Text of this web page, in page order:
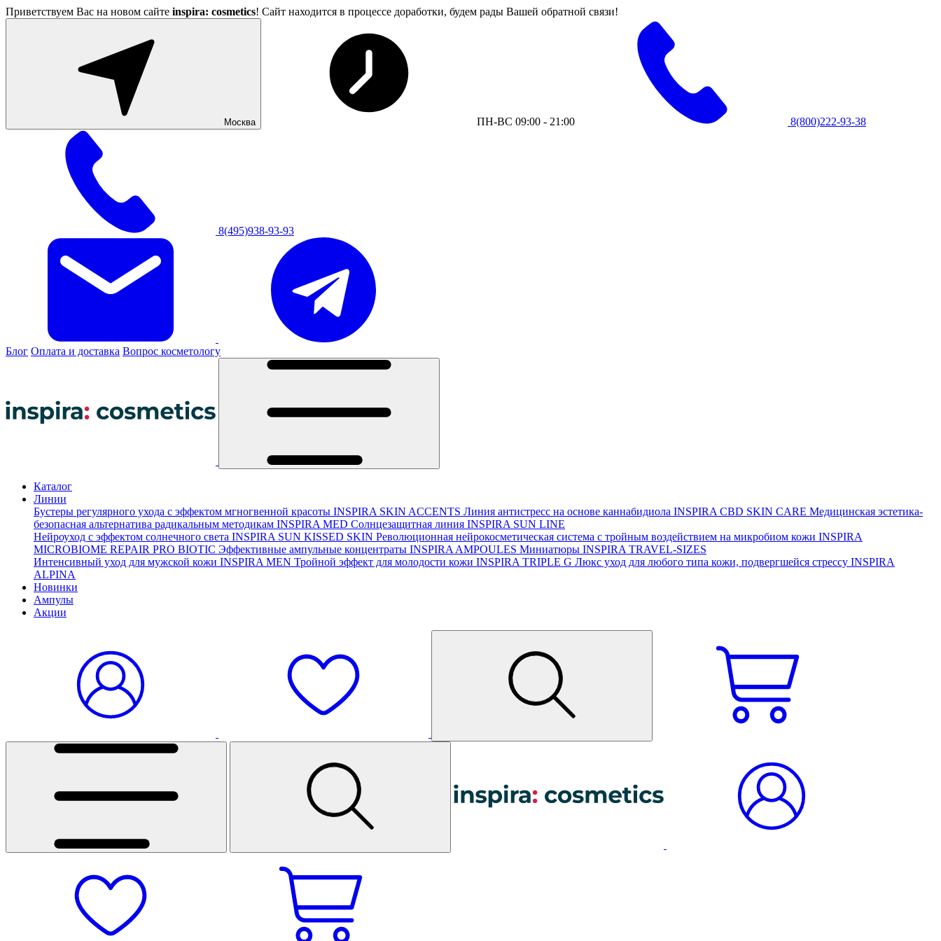
Приветствуем Вас на новом сайте inspira: cosmetics! Сайт находится в процессе доработки, будем рады Вашей обратной связи!
Москва ПН-ВС 09:00 - 21:00 8(800)222-93-38
8(495)938-93-93
Блог Оплата и доставка Вопрос косметологу
Каталог
Линии
Бустеры регулярного ухода с эффектом мгногвенной красоты INSPIRA SKIN ACCENTS Линия антистресс на основе каннабидиола INSPIRA CBD SKIN CARE Медицинская эстетика-
безопасная альтернатива радикальным методикам INSPIRA MED Солнцезащитная линия INSPIRA SUN LINE
Нейроуход с эффектом солнечного света INSPIRA SUN KISSED SKIN Революционная нейрокосметическая система с тройным воздействием на микробиом кожи INSPIRA
MICROBIOME REPAIR PRO BIOTIC Эффективные ампульные концентраты INSPIRA AMPOULES Миниатюры INSPIRA TRAVEL-SIZES
Интенсивный уход для мужской кожи INSPIRA MEN Тройной эффект для молодости кожи INSPIRA TRIPLE G Люкс уход для любого типа кожи, подвергшейся стрессу INSPIRA
ALPINA
Новинки
Ампулы
Акции